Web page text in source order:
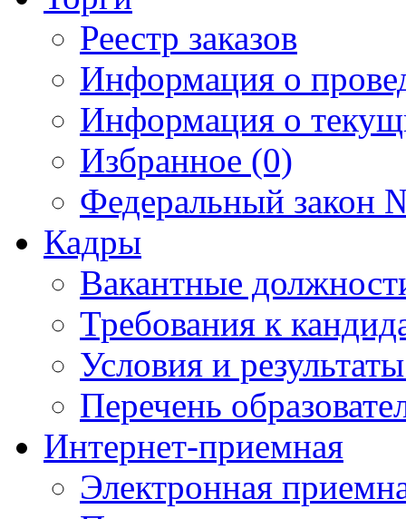
Реестр заказов
Информация о
Информация о
Избранное (0)
Федеральный закон
Кадры
Вакантные
Требования к
Условия и
Перечень
Интернет-приемная
Электронная